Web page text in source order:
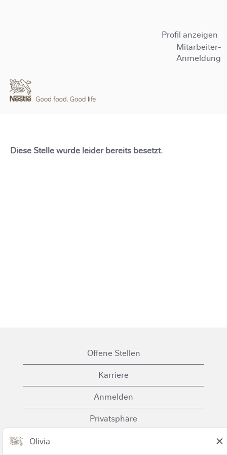
Profil anzeigen
Mitarbeiter-
Anmeldung
Diese Stelle wurde leider bereits besetzt.
Offene Stellen
Karriere
Anmelden
Privatsphäre